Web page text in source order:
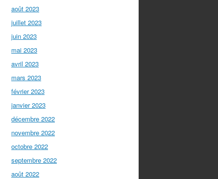
août 2023
juillet 2023
juin 2023
mai 2023
avril 2023
mars 2023
février 2023
janvier 2023
décembre 2022
novembre 2022
octobre 2022
septembre 2022
août 2022